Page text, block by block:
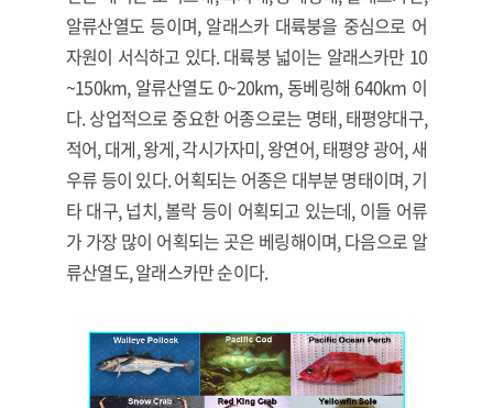
알류산열도 등이며, 알래스카 대륙붕을 중심으로 어
자원이 서식하고 있다. 대륙붕 넓이는 알래스카만 10
~150km, 알류산열도 0~20km, 동베링해 640km 이
다. 상업적으로 중요한 어종으로는 명태, 태평양대구,
적어, 대게, 왕게, 각시가자미, 왕연어, 태평양 광어, 새
우류 등이 있다. 어획되는 어종은 대부분 명태이며, 기
타 대구, 넙치, 볼락 등이 어획되고 있는데, 이들 어류
가 가장 많이 어획되는 곳은 베링해이며, 다음으로 알
류산열도, 알래스카만 순이다.